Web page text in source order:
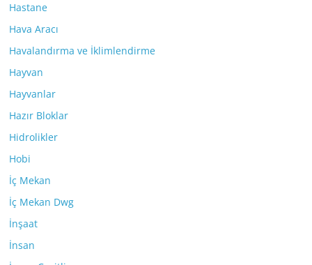
Hastane
Hava Aracı
Havalandırma ve İklimlendirme
Hayvan
Hayvanlar
Hazır Bloklar
Hidrolikler
Hobi
İç Mekan
İç Mekan Dwg
İnşaat
İnsan